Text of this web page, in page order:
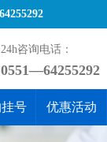
24h咨询电话：
0551—64255292
号 优惠活动